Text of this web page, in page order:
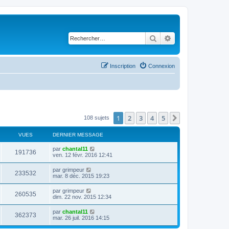
Rechercher
Connexion
Inscription
108 sujets 1 2 3 4 5
VUES DERNIER MESSAGE
191736
u
D
e
i
e
r
m
e
s
s
a
g
e
par chantal11
ven. 12 févr. 2016 12:41
233532
u
D
e
i
e
r
m
e
s
par grimpeur
mar. 8 déc. 2015 19:23
260535
u
D
e
i
e
r
par grimpeur
dim. 22 nov. 2015 12:34
362373
D
e
par chantal11
mar. 26 juil. 2016 14:15